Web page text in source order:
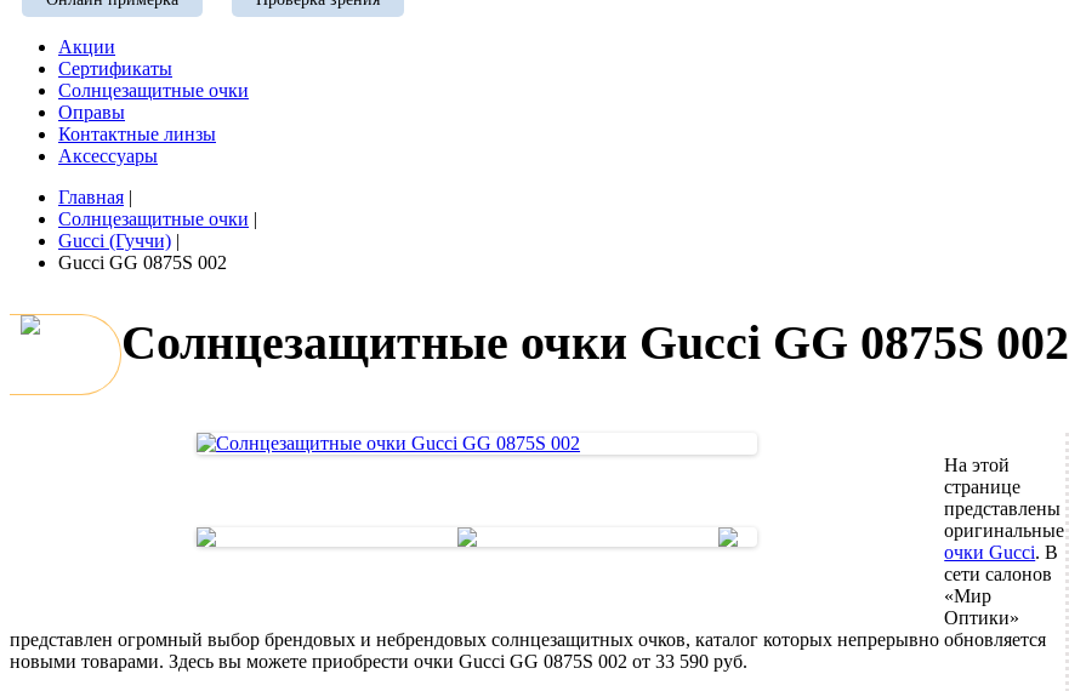
Акции
Сертификаты
Солнцезащитные очки
Оправы
Контактные линзы
Аксессуары
Главная |
Солнцезащитные очки |
Gucci (Гуччи) |
Gucci GG 0875S 002
Солнцезащитные очки Gucci GG 0875S 002
На этой
странице
представлены
оригинальные
очки Gucci. В
сети салонов
«Мир
Оптики»
представлен огромный выбор брендовых и небрендовых солнцезащитных очков, каталог которых непрерывно обновляется
новыми товарами. Здесь вы можете приобрести очки Gucci GG 0875S 002 от 33 590 руб.